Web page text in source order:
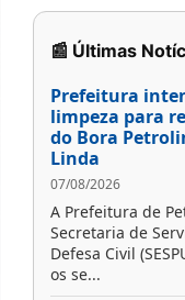
📰 Últimas
Prefeitura
limpeza para
do Bora
Linda
07/08/2026
A Prefeitura de
Secretaria de
Defesa Civil
os se...